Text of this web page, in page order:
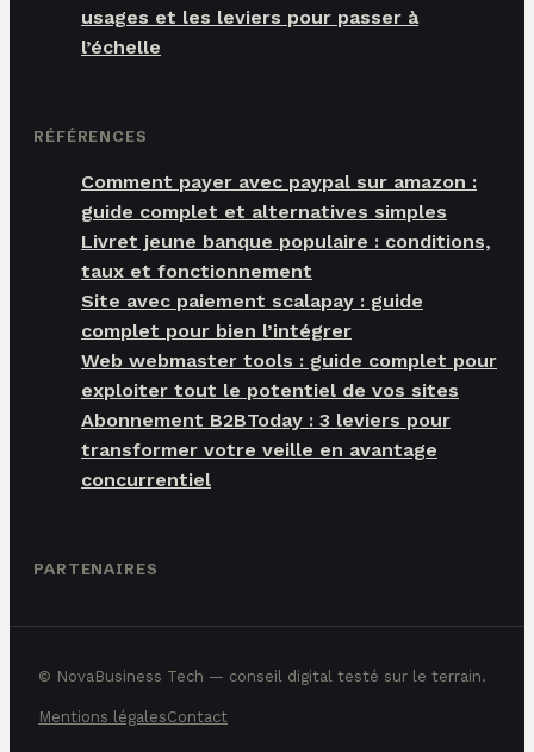
usages et les leviers pour passer à
l’échelle
RÉFÉRENCES
Comment payer avec paypal sur amazon :
guide complet et alternatives simples
Livret jeune banque populaire : conditions,
taux et fonctionnement
Site avec paiement scalapay : guide
complet pour bien l’intégrer
Web webmaster tools : guide complet pour
exploiter tout le potentiel de vos sites
Abonnement B2BToday : 3 leviers pour
transformer votre veille en avantage
concurrentiel
PARTENAIRES
© NovaBusiness Tech — conseil digital testé sur le terrain.
Mentions légalesContact